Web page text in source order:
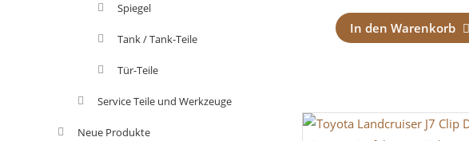
In den Warenkorb
Spiegel
Tank / Tank-Teile
Tür-Teile
Service Teile und Werkzeuge
Neue Produkte